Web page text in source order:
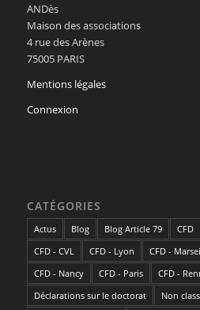
ANDès
Maison des associations
4 rue des Arènes
75005 PARIS
Mentions légales
Connexion
CATÉGORIES
Actus Blog Blog Article 79 CFD
CFD - CVL
CFD - Lyon CFD -
CFD - Nancy
CFD - Paris CFD -
Déclarations sur le doctorat
Non